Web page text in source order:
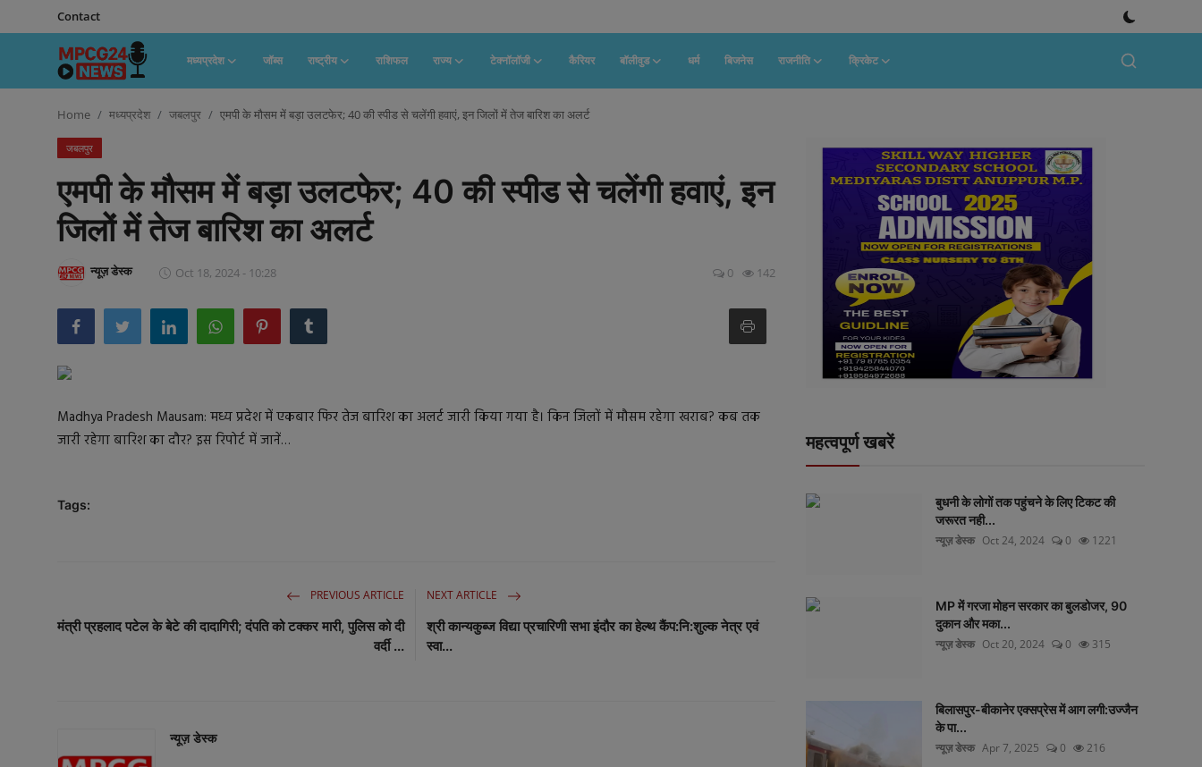
Contact
मध्यप्रदेश जॉब्स राष्ट्रीय राशिफल राज्य टेक्नॉलॉजी कैरियर बॉलीवुड धर्म बिजनेस राजनीति क्रिकेट
Contact
मध्यप्रदेश
टेक्नॉलॉजी
Home मध्यप्रदेश जबलपुर एमपी के मौसम में बड़ा उलटफेर; 40 की स्पीड से चलेंगी हवाएं, इन जिलों में तेज बारिश का अलर्ट
जबलपुर
एमपी के मौसम में बड़ा उलटफेर; 40 की स्पीड से चलेंगी हवाएं, इन
जिलों में तेज बारिश का अलर्ट
न्यूज़ डेस्क Oct 18, 2024 - 10:28 0 142
Madhya Pradesh Mausam: मध्य प्रदेश में एकबार फिर तेज बारिश का अलर्ट जारी किया गया है। किन जिलों में मौसम रहेगा खराब? कब तक
जारी रहेगा बारिश का दौर? इस रिपोर्ट में जानें…
Tags:
PREVIOUS ARTICLE
मंत्री प्रहलाद पटेल के बेटे की दादागिरी; दंपति को टक्कर मारी, पुलिस को दी
वर्दी ...
NEXT ARTICLE
श्री कान्यकुब्ज विद्या प्रचारिणी सभा इंदौर का हेल्थ कैंप:नि:शुल्क नेत्र एवं
स्वा...
न्यूज़ डेस्क
महत्वपूर्ण खबरें
बुधनी के लोगों तक पहुंचने के लिए टिकट की
जरूरत नही...
न्यूज़ डेस्क Oct 24, 2024 0 1221
MP में गरजा मोहन सरकार का बुलडोजर, 90
दुकान और मका...
न्यूज़ डेस्क Oct 20, 2024 0 315
बिलासपुर-बीकानेर एक्सप्रेस में आग लगी:उज्जैन
के पा...
न्यूज़ डेस्क Apr 7, 2025 0 216